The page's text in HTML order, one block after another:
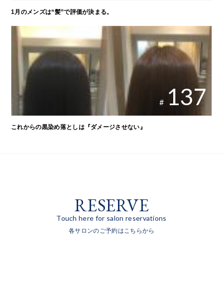
1月のメンズは“髪”で評価が決まる。
# 137
これからの黒染め落としは『ダメージさせない』
RESERVE
Touch here for salon reservations
各サロンのご予約はこちらから